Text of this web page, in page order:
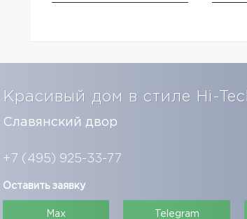
дом в стиле Hi-
Славянский двор
+7 (495) 925-33-77
Оставить заявку
Max Telegram